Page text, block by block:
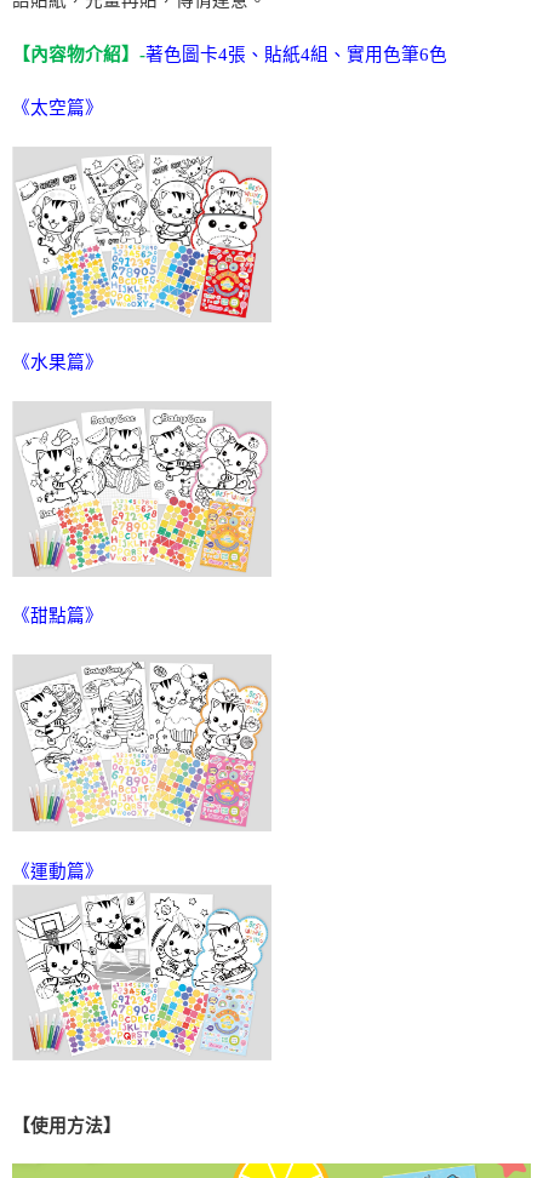
【內容物介紹】-著色圖卡4張、貼紙4組、實用色筆6色
《太空篇》
《水果篇》
《甜點篇》
《運動篇》
【使用方法】